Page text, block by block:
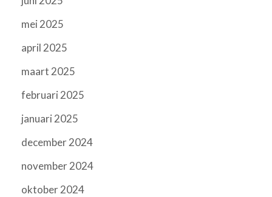
mei 2025
april 2025
maart 2025
februari 2025
januari 2025
december 2024
november 2024
oktober 2024